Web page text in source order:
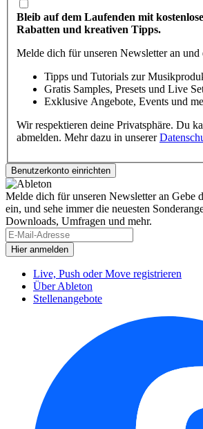
Bleib auf dem Laufenden mit
Rabatten und kreativen Tipps.
Melde dich für unseren Newsletter an und
Tipps und Tutorials zur
Gratis Samples, Presets und Live
Exklusive Angebote, Events und
Wir respektieren deine Privatsphäre. Du
abmelden. Mehr dazu in unserer
Melde dich für unseren Newsletter an Gebe
ein, und sehe immer die neuesten
Downloads, Umfragen und mehr.
Live, Push oder Move registrieren
Über Ableton
Stellenangebote